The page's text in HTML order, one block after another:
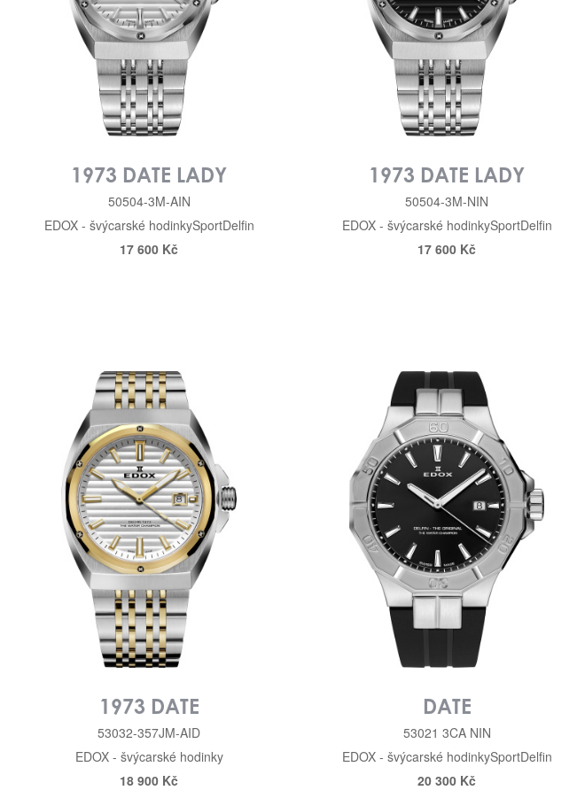
1973 DATE LADY
50504-3M-AIN
EDOX - švýcarské hodinkySportDelfin
17 600 Kč
1973 DATE LADY
50504-3M-NIN
EDOX - švýcarské hodinkySportDelfin
17 600 Kč
1973 DATE
53032-357JM-AID
EDOX - švýcarské hodinky
18 900 Kč
DATE
53021 3CA NIN
EDOX - švýcarské hodinkySportDelfin
20 300 Kč